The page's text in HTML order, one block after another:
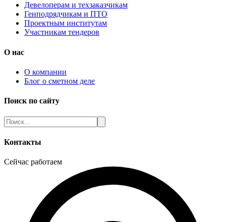
Девелоперам и техзаказчикам
Генподрядчикам и ПТО
Проектным институтам
Участникам тендеров
О нас
О компании
Блог о сметном деле
Поиск по сайту
Контакты
Сейчас работаем